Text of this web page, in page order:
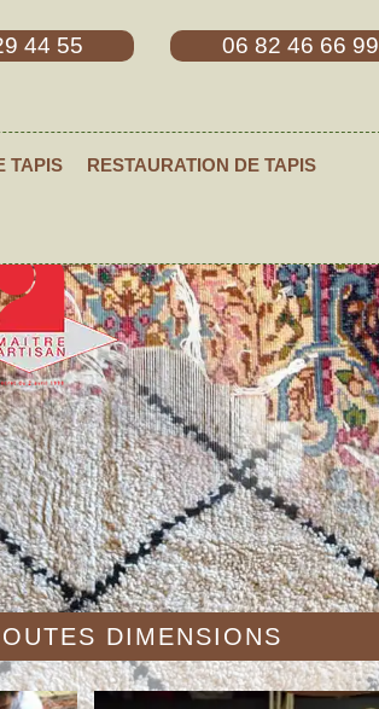
44 55 06 82 46 66 99
TAPIS RESTAURATION DE TAPIS
DIMENSIONS